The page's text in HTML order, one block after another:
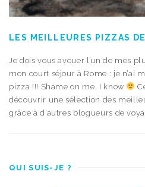
LES MEILLEURES PIZZAS
Je dois vous avouer l’un de mes
mon court séjour à Rome : je n’ai
pizza !!! Shame on me, I know
découvrir une sélection des
grâce à d’autres blogueurs de
QUI SUIS-JE ?